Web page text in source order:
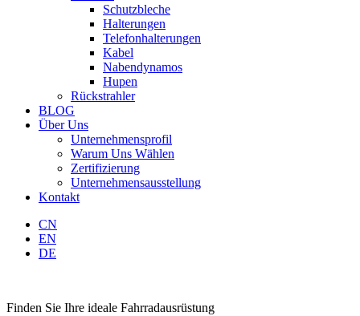
Schutzbleche
Halterungen
Telefonhalterungen
Kabel
Nabendynamos
Hupen
Rückstrahler
BLOG
Über Uns
Unternehmensprofil
Warum Uns Wählen
Zertifizierung
Unternehmensausstellung
Kontakt
CN
EN
DE
Finden Sie Ihre ideale Fahrradausrüstung